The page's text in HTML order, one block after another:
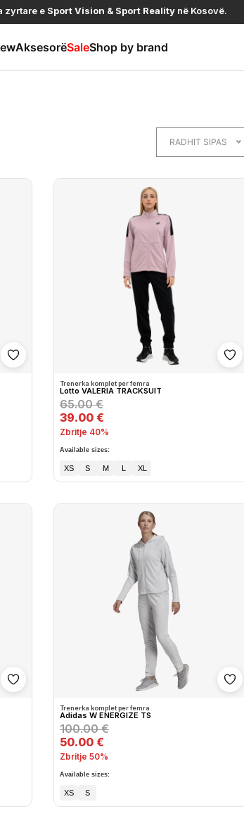
zyrtare e Sport Vision & Sport Reality në Kosovë.
AksesorëSaleShop by brand
RADHIT SIPAS
Shto në wishlist
Trenerka komplet per femra
Lotto VALERIA TRACKSUIT
65.00 €
39.00 €
Zbritje 40%
Available sizes:
XS S M L XL
Shto në wishlist
Trenerka komplet per femra
Adidas W ENERGIZE TS
100.00 €
50.00 €
Zbritje 50%
Available sizes:
XS S